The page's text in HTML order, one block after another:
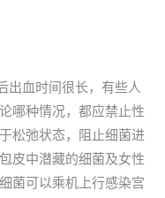
出血时间很长，有些人
哪种情况，都应禁止性
松弛状态，阻止细菌进
皮中潜藏的细菌及女性
菌可以乘机上行感染宫